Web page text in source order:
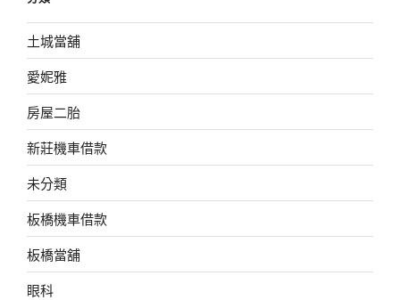
土城當舖
愛妮雅
房屋二胎
新莊機車借款
未分類
板橋機車借款
板橋當舖
眼科